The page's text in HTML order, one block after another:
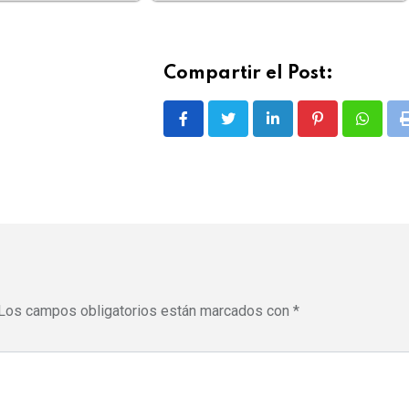
Compartir el Post:
LinkedIn Pinterest
campos obligatorios están marcados con *